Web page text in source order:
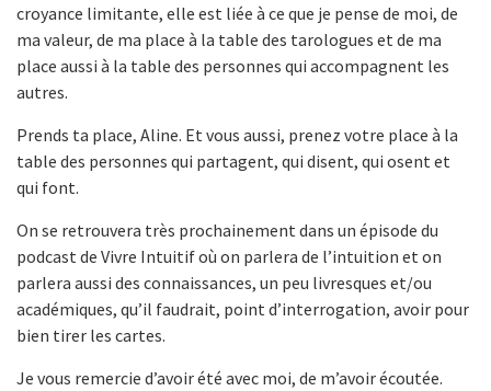
croyance limitante, elle est liée à ce que je pense de moi, de
ma valeur, de ma place à la table des tarologues et de ma
place aussi à la table des personnes qui accompagnent les
autres.
Prends ta place, Aline. Et vous aussi, prenez votre place à la
table des personnes qui partagent, qui disent, qui osent et
qui font.
On se retrouvera très prochainement dans un épisode du
podcast de Vivre Intuitif où on parlera de l’intuition et on
parlera aussi des connaissances, un peu livresques et/ou
académiques, qu’il faudrait, point d’interrogation, avoir pour
bien tirer les cartes.
Je vous remercie d’avoir été avec moi, de m’avoir écoutée.